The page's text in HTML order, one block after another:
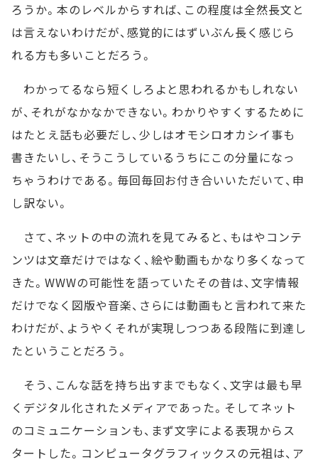
ろうか。本のレベルからすれば、この程度は全然長文と
は言えないわけだが、感覚的にはずいぶん長く感じら
れる方も多いことだろう。
わかってるなら短くしろよと思われるかもしれない
が、それがなかなかできない。わかりやすくするために
はたとえ話も必要だし、少しはオモシロオカシイ事も
書きたいし、そうこうしているうちにこの分量になっ
ちゃうわけである。毎回毎回お付き合いいただいて、申
し訳ない。
さて、ネットの中の流れを見てみると、もはやコンテ
ンツは文章だけではなく、絵や動画もかなり多くなって
きた。WWWの可能性を語っていたその昔は、文字情報
だけでなく図版や音楽、さらには動画もと言われて来た
わけだが、ようやくそれが実現しつつある段階に到達し
たということだろう。
そう、こんな話を持ち出すまでもなく、文字は最も早
くデジタル化されたメディアであった。そしてネット
のコミュニケーションも、まず文字による表現からス
タートした。コンピュータグラフィックスの元祖は、ア